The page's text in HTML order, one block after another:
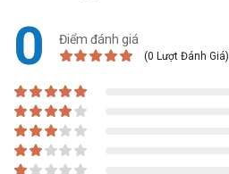
0 Điểm đánh giá
(0 Lượt Đánh Giá)